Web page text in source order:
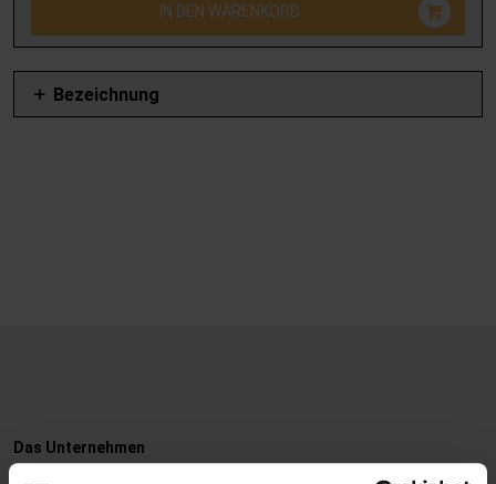
IN DEN WARENKORB
Bezeichnung
Das Unternehmen